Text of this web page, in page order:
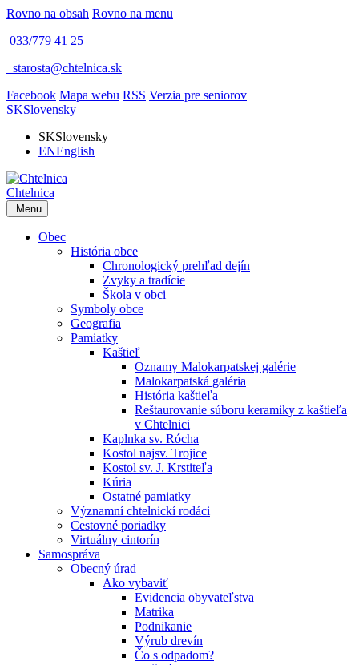
Rovno na obsah Rovno na menu
033/779 41 25
starosta@chtelnica.sk
Facebook Mapa webu RSS Verzia pre seniorov
SKSlovensky
SKSlovensky
ENEnglish
Chtelnica
Menu
Obec
História obce
Chronologický prehľad dejín
Zvyky a tradície
Škola v obci
Symboly obce
Geografia
Pamiatky
Kaštieľ
Oznamy Malokarpatskej galérie
Malokarpatská galéria
História kaštieľa
Reštaurovanie súboru keramiky z kaštieľa
v Chtelnici
Kaplnka sv. Rócha
Kostol najsv. Trojice
Kostol sv. J. Krstiteľa
Kúria
Ostatné pamiatky
Významní chtelnickí rodáci
Cestovné poriadky
Virtuálny cintorín
Samospráva
Obecný úrad
Ako vybaviť
Evidencia obyvateľstva
Matrika
Podnikanie
Výrub drevín
Čo s odpadom?